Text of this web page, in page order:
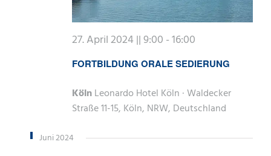
FORTBILDUNG ORALE SEDIERUNG
27. April 2024 || 9:00 -16:00
KölnLeonardo Hotel Köln · Waldecker
Straße 11-15, Köln, NRW, Deutschland
Juni 2024